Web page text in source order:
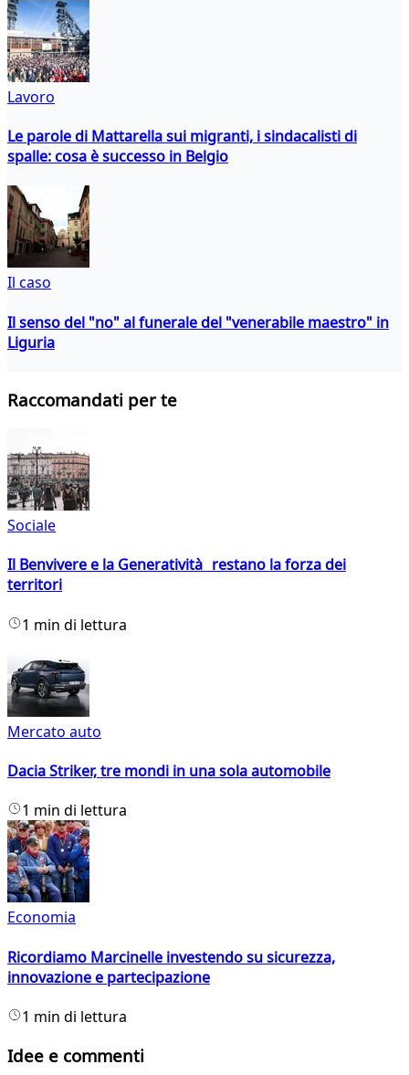
Lavoro
Le parole di Mattarella sui migranti, i sindacalisti di
spalle: cosa è successo in Belgio
Il caso
Il senso del "no" al funerale del "venerabile maestro" in
Liguria
Raccomandati per te
Sociale
Il Benvivere e la Generatività restano la forza dei
territori
1 min di lettura
Mercato auto
Dacia Striker, tre mondi in una sola automobile
1 min di lettura
Economia
Ricordiamo Marcinelle investendo su sicurezza,
innovazione e partecipazione
1 min di lettura
Idee e commenti